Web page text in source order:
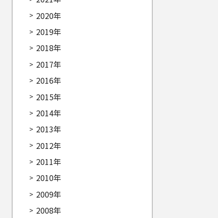
2020年
2019年
2018年
2017年
2016年
2015年
2014年
2013年
2012年
2011年
2010年
2009年
2008年